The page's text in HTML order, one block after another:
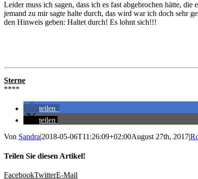
Leider muss ich sagen, dass ich es fast abgebrochen hätte,
jemand zu mir sagte halte durch, das wird war ich doch sehr
den Hinweis geben: Haltet durch! Es lohnt sich!!!
Sterne
****
teilen
teilen
Von Sandra|2018-05-06T11:26:09+02:00August 27th, 2017|
Teilen Sie diesen Artikel!
FacebookTwitterE-Mail